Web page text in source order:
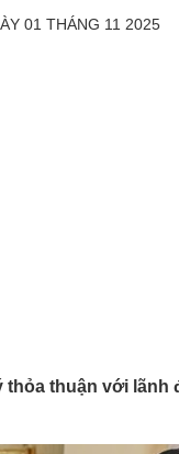
01 THÁNG 11 2025
thỏa thuận với